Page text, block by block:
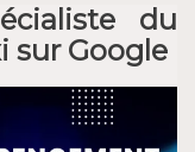
du
sur Google